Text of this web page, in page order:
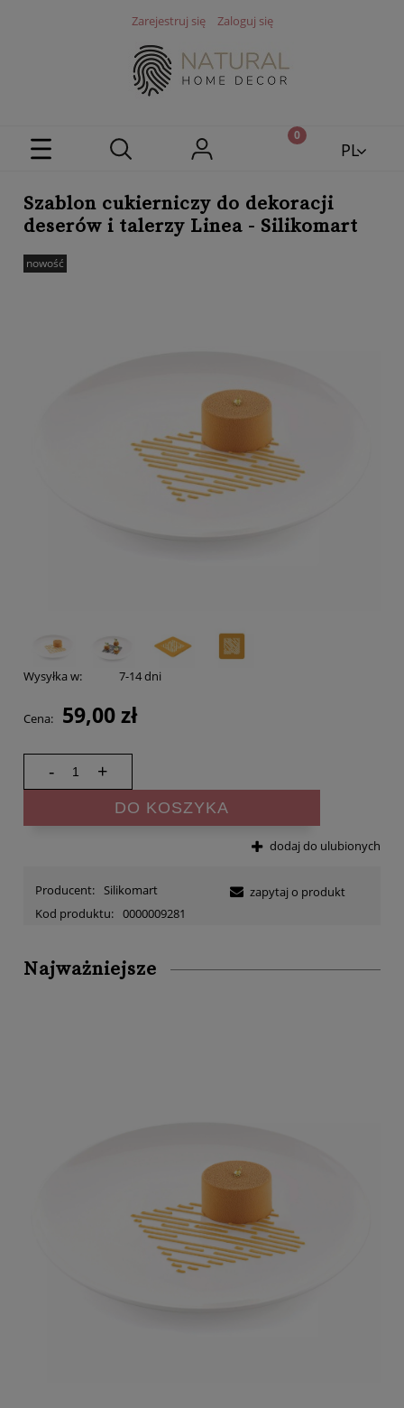
Zarejestruj się Zaloguj się
PL
Szablon cukierniczy do dekoracji
deserów i talerzy Linea - Silikomart
nowość
Wysyłka w: 7-14 dni
Cena: 59,00 zł
- +
DO KOSZYKA
dodaj do ulubionych
Producent: Silikomart
Kod produktu: 0000009281
zapytaj o produkt
Najważniejsze